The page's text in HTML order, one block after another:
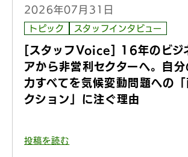
2026年07月31日
トピック スタッフインタビュー
[スタッフVoice] 16年のビジ
アから非営利セクターへ。自
力すべてを気候変動問題への
クション」に注ぐ理由
投稿を読む